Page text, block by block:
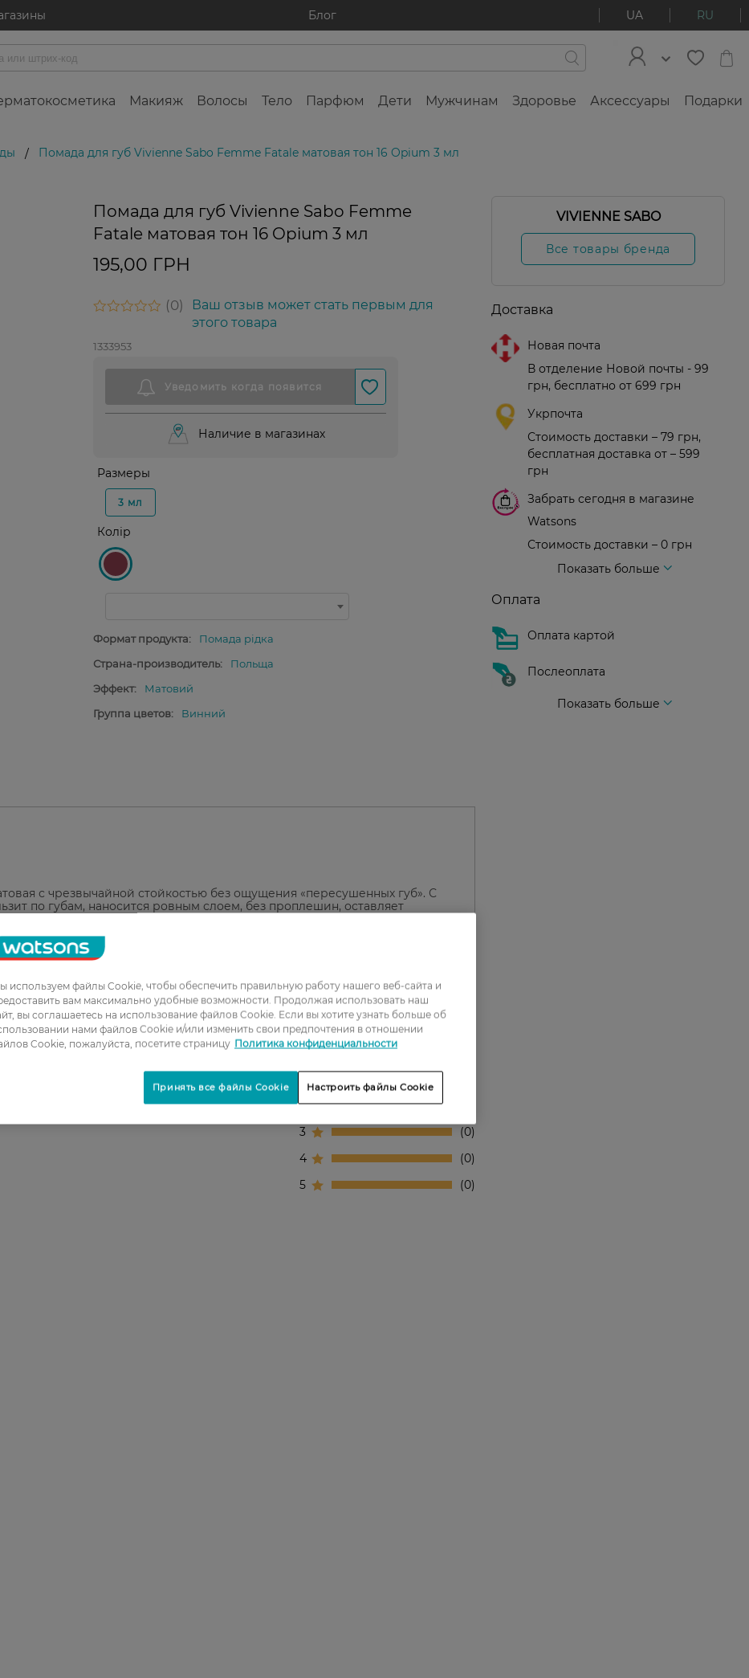
Блог UA RU
Макияж Волосы Тело Парфюм Дети Мужчинам Здоровье Аксессуары Подарки
/ Помада для губ Vivienne Sabo Femme Fatale матовая тон 16 Opium 3 мл
Помада для губ Vivienne Sabo Femme
Fatale матовая тон 16 Opium 3 мл
195,00 ГРН
0
Ваш отзыв может стать первым для
этого товара
1333953
Наличие в магазинах
Размеры
3 мл
Колір
Формат продукта:
Помада рідка
Страна-производитель:
Польща
Эффект:
Матовий
Группа цветов:
Винний
с чрезвычайной стойкостью без ощущения «пересушенных губ». С
по губам, наносится ровным слоем, без проплешин, оставляет
современные силиконы, которые помогают покрытию быть
матовых х оттенков станут твоей визитной карточкой.
store Watsons.
2
3
0
4
0
5
0
VIVIENNE SABO
Все товары бренда
Доставка
Новая почта
В отделение Новой почты - 99
грн, бесплатно от 699 грн
Укрпочта
Стоимость доставки – 79 грн,
бесплатная доставка от – 599
грн
Забрать сегодня в магазине
Watsons
Стоимость доставки – 0 грн
Показать больше
Оплата
Оплата картой
Послеоплата
Показать больше
используем файлы Cookie, чтобы обеспечить правильную работу нашего веб-сайта и
вам максимально удобные возможности. Продолжая использовать наш
вы соглашаетесь на использование файлов Cookie. Если вы хотите узнать больше об
нами файлов Cookie и/или изменить свои предпочтения в отношении
Cookie, пожалуйста, посетите страницу Политика конфиденциальности
Настроить файлы Cookie
Принять все файлы Cookie